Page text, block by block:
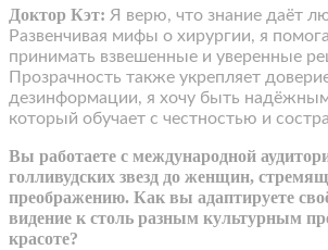
Доктор Кэт: Я верю, что знание даёт
Развенчивая мифы о хирургии, я
принимать взвешенные и уверенные
Прозрачность также укрепляет
дезинформации, я хочу быть
который обучает с честностью и
Вы работаете с международной
голливудских звезд до женщин,
преображению. Как вы адаптируете
видение к столь разным культурным
красоте?